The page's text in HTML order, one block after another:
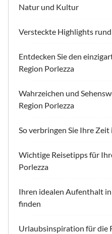
Natur und Kultur
Versteckte Highlights
Entdecken Sie den
Region Porlezza
Wahrzeichen und
Region Porlezza
So verbringen Sie Ihre
Wichtige Reisetipps für
Porlezza
Ihren idealen Aufenthalt
finden
Urlaubsinspiration für die